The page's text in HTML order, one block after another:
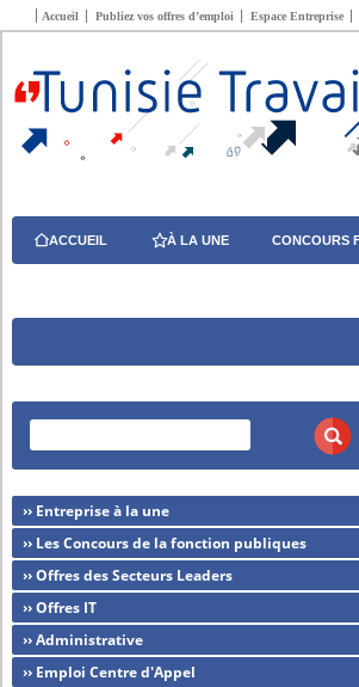
Accueil Publiez vos offres d’emploi Espace Entreprise
ACCUEIL À LA UNE CONCOURS
›› Entreprise à la une
›› Les Concours de la fonction publiques
›› Offres des Secteurs Leaders
›› Offres IT
›› Administrative
›› Emploi Centre d'Appel